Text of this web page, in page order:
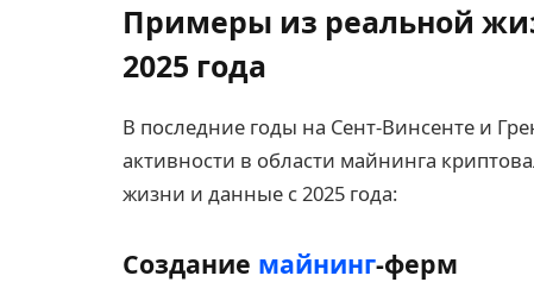
Примеры из реальной
2025 года
В последние годы на Сент-Винсенте и
активности в области майнинга
жизни и данные с 2025 года:
Создание майнинг-ферм